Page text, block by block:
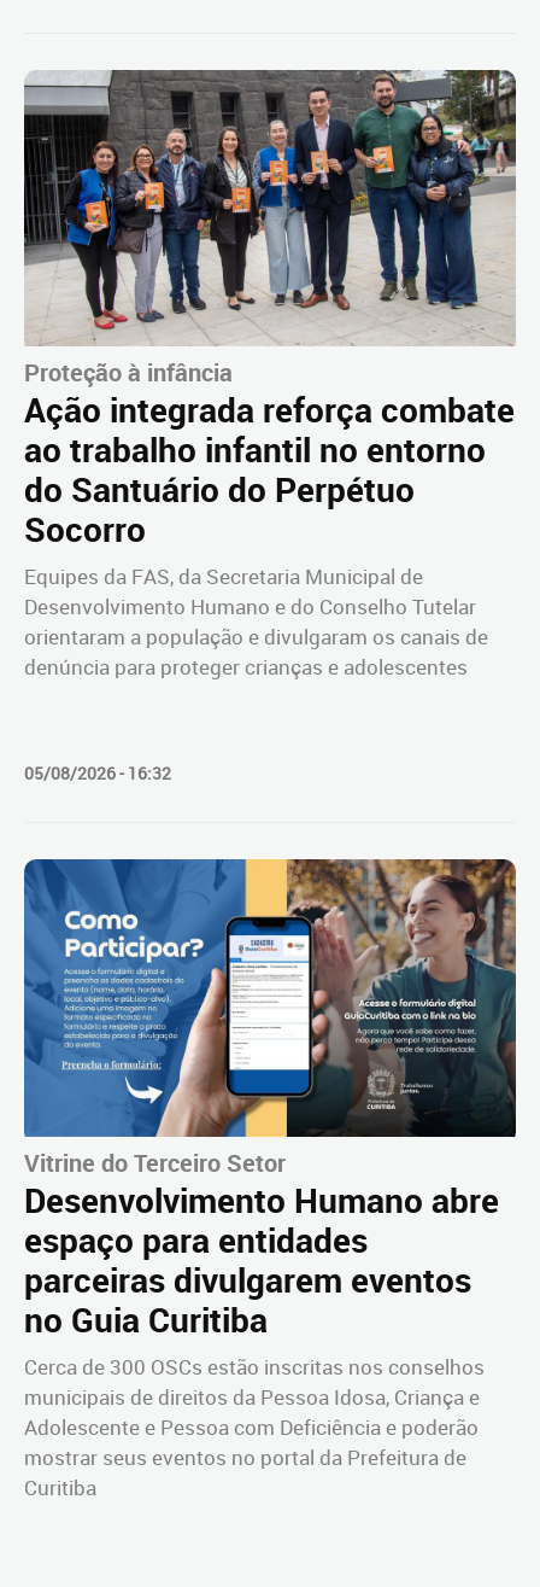
Proteção à infância
Ação integrada reforça combate
ao trabalho infantil no entorno
do Santuário do Perpétuo
Socorro
Equipes da FAS, da Secretaria Municipal de
Desenvolvimento Humano e do Conselho Tutelar
orientaram a população e divulgaram os canais de
denúncia para proteger crianças e adolescentes
05/08/2026 - 16:32
Vitrine do Terceiro Setor
Desenvolvimento Humano abre
espaço para entidades
parceiras divulgarem eventos
no Guia Curitiba
Cerca de 300 OSCs estão inscritas nos conselhos
municipais de direitos da Pessoa Idosa, Criança e
Adolescente e Pessoa com Deficiência e poderão
mostrar seus eventos no portal da Prefeitura de
Curitiba